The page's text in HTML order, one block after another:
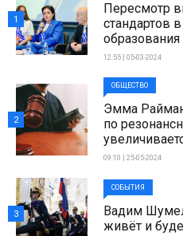
Пересмотр
стандартов
образования
12:55 | 05-03-2024
1
ОБЩЕСТВО
Эмма
по
09:10 | 25-05-2024
2
СОБЫТИЯ
Вадим
живёт и
3